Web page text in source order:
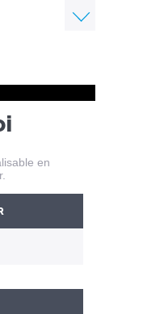
en